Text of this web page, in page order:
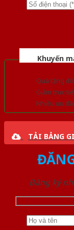
Khuyến
Quà tặng
Giảm trực
Nhiều ưu
TẢI BẢNG
Đăng ký